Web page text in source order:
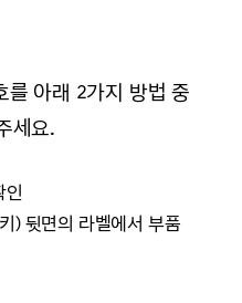
를 아래 2가지 방법 중
세요.
인
) 뒷면의 라벨에서 부품